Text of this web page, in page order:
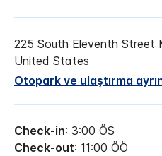
225 South Eleventh Street
United States
Otopark ve ulaştırma
Check-in: 3:00 ÖS
Check-out: 11:00 ÖÖ